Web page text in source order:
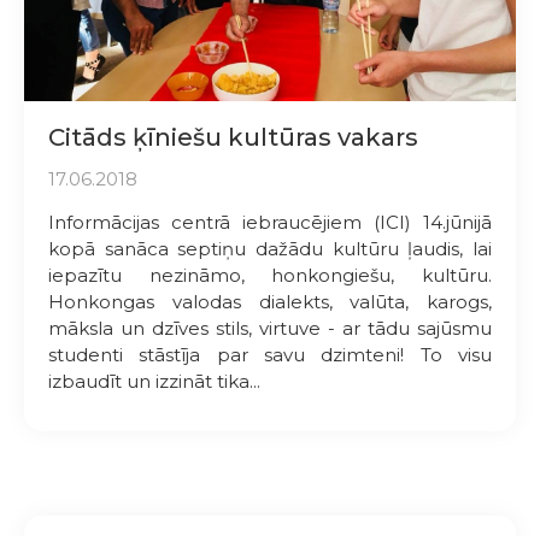
Citāds ķīniešu kultūras vakars
17.06.2018
Informācijas centrā iebraucējiem (ICI) 14.jūnijā
kopā sanāca septiņu dažādu kultūru ļaudis, lai
iepazītu nezināmo, honkongiešu, kultūru.
Honkongas valodas dialekts, valūta, karogs,
māksla un dzīves stils, virtuve - ar tādu sajūsmu
studenti stāstīja par savu dzimteni! To visu
izbaudīt un izzināt tika...